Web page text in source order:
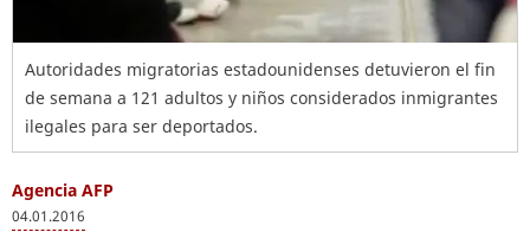
Autoridades migratorias estadounidenses detuvieron el fin
de semana a 121 adultos y niños considerados inmigrantes
ilegales para ser deportados.
Agencia AFP
04.01.2016